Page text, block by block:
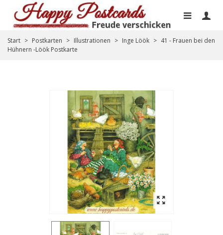
Start > Postkarten > Illustrationen > Inge Löök > 41 - Frauen bei den
Hühnern -Löök Postkarte